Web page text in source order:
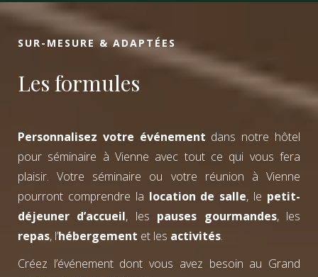
SUR-MESURE & ADAPTÉES
Les formules
Personnalisez votre événement dans notre hôtel
pour séminaire à Vienne avec tout ce qui vous fera
plaisir. Votre séminaire ou votre réunion à Vienne
pourront comprendre la location de salle, le petit-
déjeuner d’accueil, les pauses gourmandes, les
repas, l’hébergement et les activités.
Créez l’événement dont vous avez besoin au Grand